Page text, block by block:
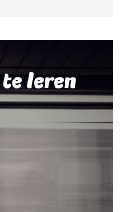
leren